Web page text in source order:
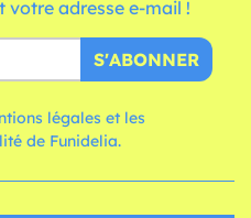
adresse e-mail !
S'ABONNER
légales et les
de Funidelia.